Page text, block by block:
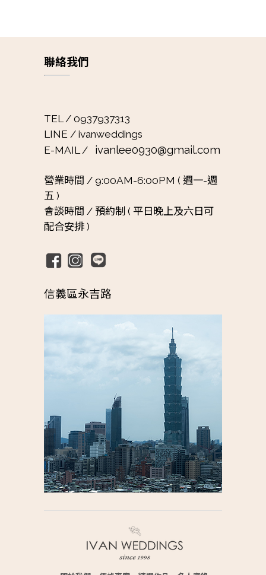
聯絡我們
TEL / 0937937313
LINE / ivanweddings
E-MAIL / ivanlee0930@gmail.com
營業時間 / 9:00AM-6:00PM ( 週一-週
五 )
會談時間 / 預約制 ( 平日晚上及六日可
配合安排 )
信義區永吉路